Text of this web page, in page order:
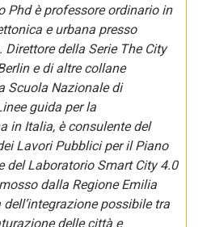
Phd è professore ordinario in
e urbana presso
Direttore della Serie The City
e di altre collane
Scuola Nazionale di
guida per la
in Italia, è consulente del
Lavori Pubblici per il Piano
del Laboratorio Smart City 4.0
dalla Regione Emilia
possibile tra